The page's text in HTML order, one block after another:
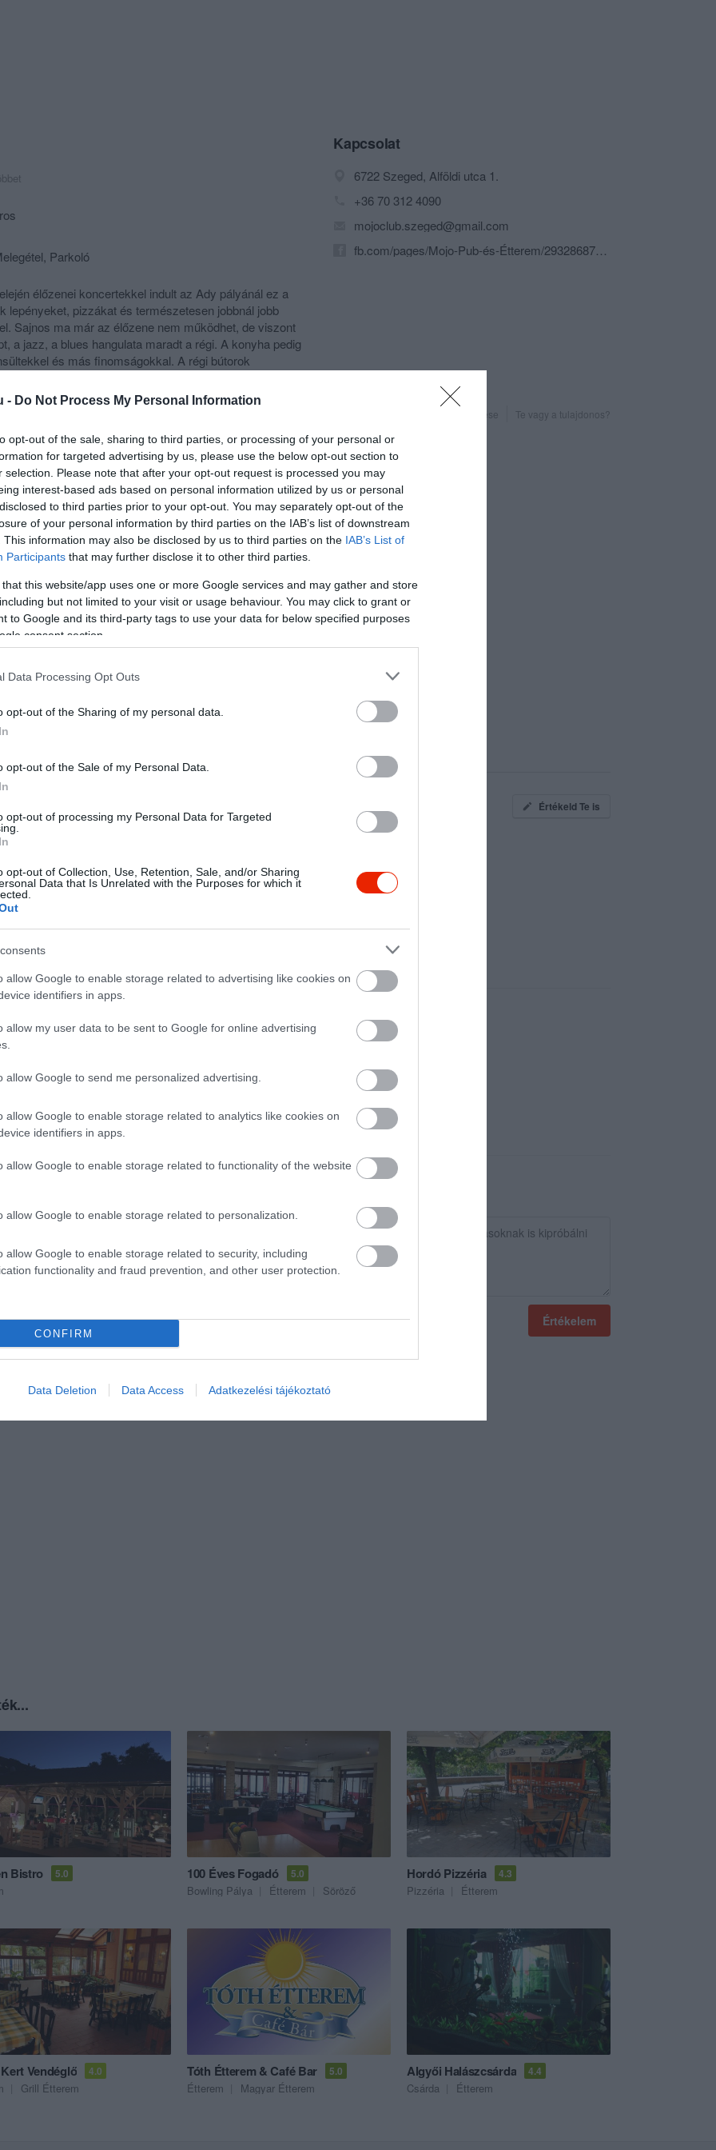
- Do Not Process My Personal Information
opt-out of the sale, sharing to third parties, or processing of your personal or
for targeted advertising by us, please use the below opt-out section to
selection. Please note that after your opt-out request is processed you may
interest-based ads based on personal information utilized by us or personal
to third parties prior to your opt-out. You may separately opt-out of the
of your personal information by third parties on the IAB’s list of downstream
This information may also be disclosed by us to third parties on the IAB’s List of
Participants that may further disclose it to other third parties.
that this website/app uses one or more Google services and may gather and store
but not limited to your visit or usage behaviour. You may click to grant or
to Google and its third-party tags to use your data for below specified purposes
consent section.
Data Processing Opt Outs
opt-out of the Sharing of my personal data.
opt-out of the Sale of my Personal Data.
opt-out of processing my Personal Data for Targeted
opt-out of Collection, Use, Retention, Sale, and/or Sharing
Data that Is Unrelated with the Purposes for which it
allow Google to enable storage related to advertising like cookies on
identifiers in apps.
allow my user data to be sent to Google for online advertising
allow Google to send me personalized advertising.
allow Google to enable storage related to analytics like cookies on
identifiers in apps.
allow Google to enable storage related to functionality of the website
allow Google to enable storage related to personalization.
allow Google to enable storage related to security, including
functionality and fraud prevention, and other user protection.
CONFIRM
Data Deletion Data Access Adatkezelési tájékoztató
Parkoló
élőzenei koncertekkel indult az Ady pályánál ez a
lepényeket, pizzákat és természetesen jobbnál jobb
Sajnos ma már az élőzene nem működhet, de viszont
a jazz, a blues hangulata maradt a régi. A konyha pedig
és más finomságokkal. A régi bútorok
meg róla maga, biztos nem fog csalódni.
Kapcsolat
6722 Szeged, Alföldi utca 1.
+36 70 312 4090
mojoclub.szeged@gmail.com
fb.com/pages/Mojo-Pub-és-Étterem/293286877357943?fref=ts
Probléma jelentése Te vagy a tulajdonos?
Értékeld Te is
hangulat és ehhez a helyhez megfelelő étel és ital választék:)
Értékelem
Bistro 5.0 100 Éves Fogadó 5.0
Bowling Pálya Étterem Söröző
Hordó Pizzéria 4.3
Pizzéria Étterem
Vendéglő 4.0
Grill Étterem
Tóth Étterem & Café Bar 5.0
Étterem Magyar Étterem
Algyői Halászcsárda 4.4
Csárda Étterem